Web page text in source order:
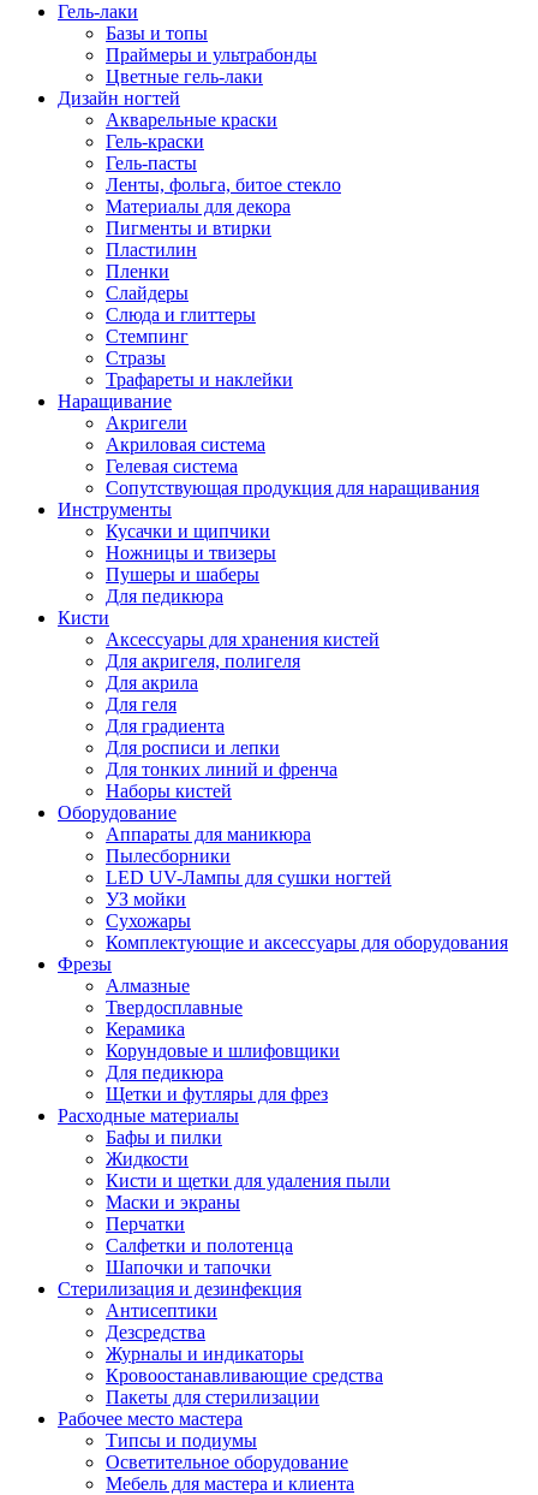
Гель-лаки
Базы и топы
Праймеры и ультрабонды
Цветные гель-лаки
Дизайн ногтей
Акварельные краски
Гель-краски
Гель-пасты
Ленты, фольга, битое стекло
Материалы для декора
Пигменты и втирки
Пластилин
Пленки
Слайдеры
Слюда и глиттеры
Стемпинг
Стразы
Трафареты и наклейки
Наращивание
Акригели
Акриловая система
Гелевая система
Сопутствующая продукция для наращивания
Инструменты
Кусачки и щипчики
Ножницы и твизеры
Пушеры и шаберы
Для педикюра
Кисти
Аксессуары для хранения кистей
Для акригеля, полигеля
Для акрила
Для геля
Для градиента
Для росписи и лепки
Для тонких линий и френча
Наборы кистей
Оборудование
Аппараты для маникюра
Пылесборники
LED UV-Лампы для сушки ногтей
УЗ мойки
Сухожары
Комплектующие и аксессуары для оборудования
Фрезы
Алмазные
Твердосплавные
Керамика
Корундовые и шлифовщики
Для педикюра
Щетки и футляры для фрез
Расходные материалы
Бафы и пилки
Жидкости
Кисти и щетки для удаления пыли
Маски и экраны
Перчатки
Салфетки и полотенца
Шапочки и тапочки
Стерилизация и дезинфекция
Антисептики
Дезсредства
Журналы и индикаторы
Кровоостанавливающие средства
Пакеты для стерилизации
Рабочее место мастера
Типсы и подиумы
Осветительное оборудование
Мебель для мастера и клиента